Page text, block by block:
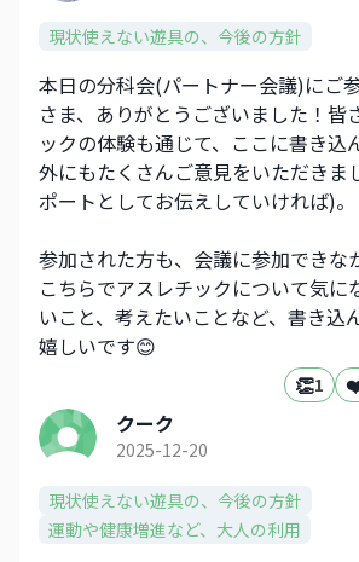
現状使えない遊具の、今後の方針
本日の分科会(パートナー会議)にご
さま、ありがとうございました！皆
ックの体験も通じて、ここに書き込
外にもたくさんご意見をいただきま
ポートとしてお伝えしていければ)。
参加された方も、会議に参加できな
こちらでアスレチックについて気に
いこと、考えたいことなど、書き込
嬉しいです😊
👏1
クーク
2025-12-20
現状使えない遊具の、今後の方針
運動や健康増進など、大人の利用